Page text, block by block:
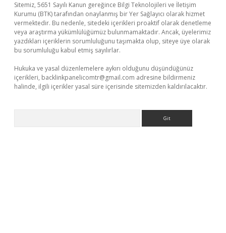
Sitemiz, 5651 Sayılı Kanun gereğince Bilgi Teknolojileri ve İletişim
Kurumu (BTK) tarafından onaylanmış bir Yer Sağlayıcı olarak hizmet
vermektedir. Bu nedenle, sitedeki içerikleri proaktif olarak denetleme
veya araştırma yükümlülüğümüz bulunmamaktadır. Ancak, üyelerimiz
yazdıkları içeriklerin sorumluluğunu taşımakta olup, siteye üye olarak
bu sorumluluğu kabul etmiş sayılırlar.
Hukuka ve yasal düzenlemelere aykırı olduğunu düşündüğünüz
içerikleri, backlinkpanelicomtr@gmail.com adresine bildirmeniz
halinde, ilgili içerikler yasal süre içerisinde sitemizden kaldırılacaktır.